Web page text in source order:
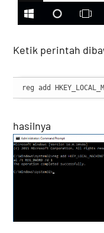
Ketik perintah
reg add
hasilnya